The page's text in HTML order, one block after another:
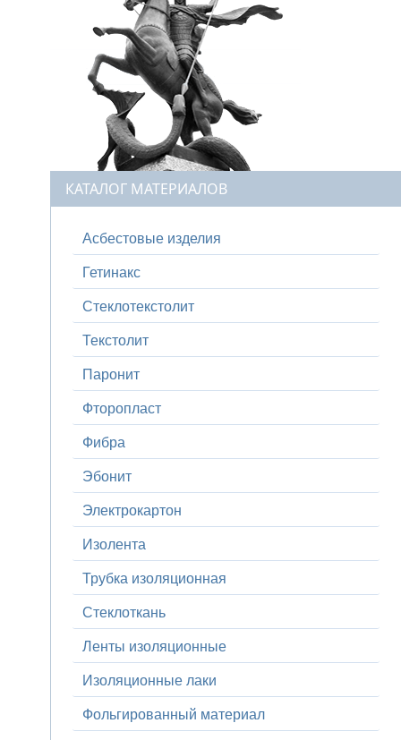
КАТАЛОГ МАТЕРИАЛОВ
Асбестовые изделия
Гетинакс
Стеклотекстолит
Текстолит
Паронит
Фторопласт
Фибра
Эбонит
Электрокартон
Изолента
Трубка изоляционная
Стеклоткань
Ленты изоляционные
Изоляционные лаки
Фольгированный материал